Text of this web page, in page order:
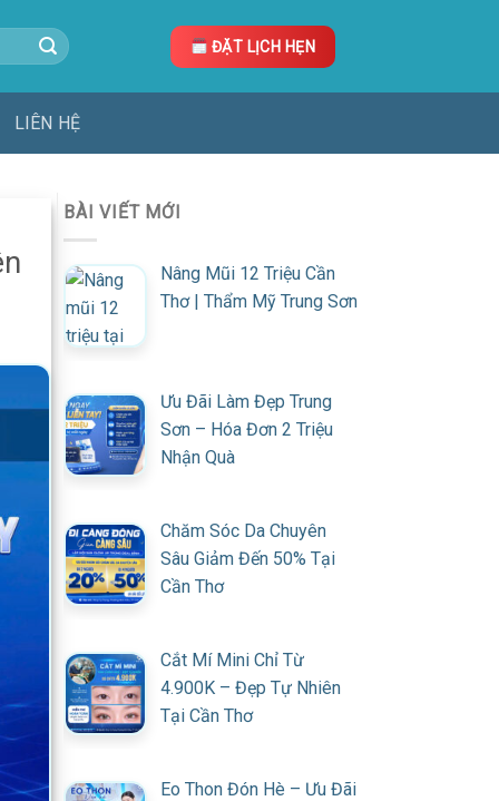
ĐẶT LỊCH HẸN
LIÊN HỆ
BÀI VIẾT MỚI
Nâng Mũi 12 Triệu Cần
Thơ | Thẩm Mỹ Trung Sơn
Ưu Đãi Làm Đẹp Trung
Sơn – Hóa Đơn 2 Triệu
Nhận Quà
Chăm Sóc Da Chuyên
Sâu Giảm Đến 50% Tại
Cần Thơ
Cắt Mí Mini Chỉ Từ
4.900K – Đẹp Tự Nhiên
Tại Cần Thơ
Eo Thon Đón Hè – Ưu Đãi